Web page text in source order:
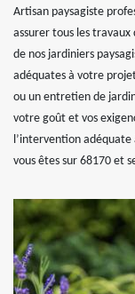
Artisan paysagiste
assurer tous les
de nos jardiniers
adéquates à votre
ou un entretien de
votre goût et vos
l’intervention
vous êtes sur 68170 et